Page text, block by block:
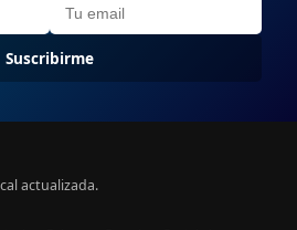
Suscribirme
actualizada.